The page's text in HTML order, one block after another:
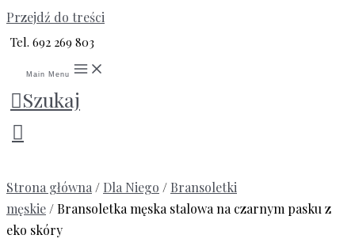
Przejdź do treści
Tel. 692 269 803
Main Menu
Szukaj
Strona główna / Dla Niego / Bransoletki
męskie / Bransoletka męska stalowa na czarnym pasku z
eko skóry